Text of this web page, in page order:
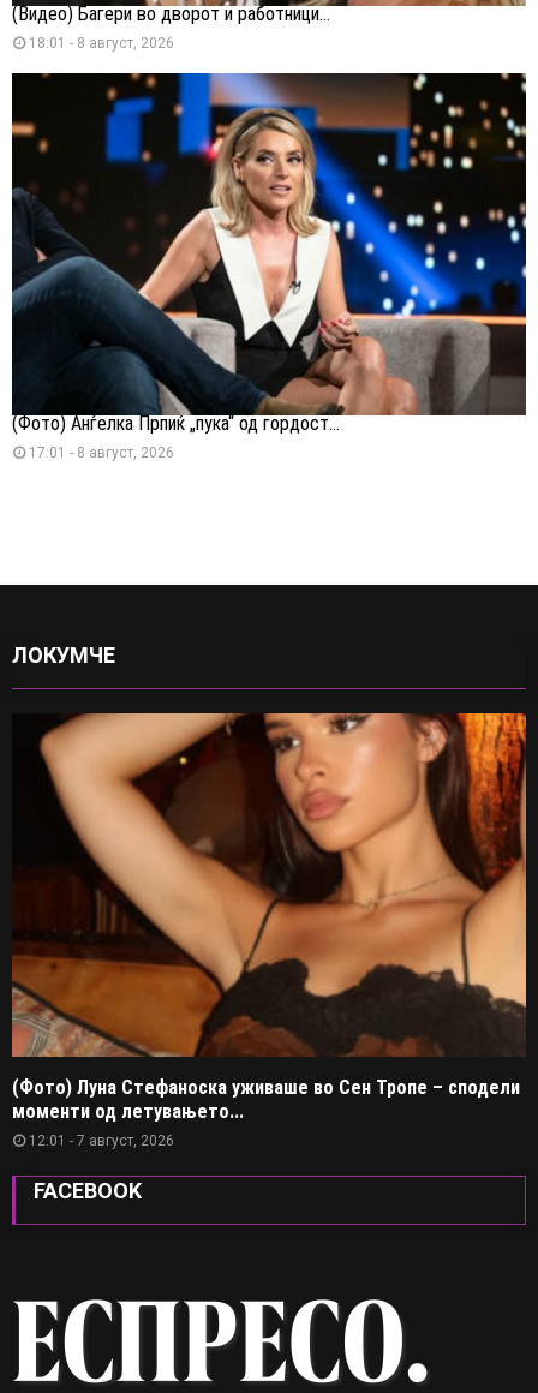
(Видео) Багери во дворот и работници...
18:01 - 8 август, 2026
(Фото) Анѓелка Прпиќ „пука“ од гордост...
17:01 - 8 август, 2026
ЛОКУМЧЕ
(Фото) Луна Стефаноска уживаше во Сен Тропе – сподели
моменти од летувањето...
12:01 - 7 август, 2026
FACEBOOK